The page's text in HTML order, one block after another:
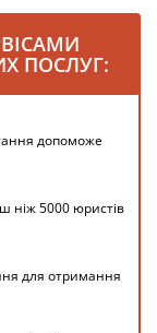
ПОСЛУГ:
допоможе
ніж 5000 юристів
для отримання